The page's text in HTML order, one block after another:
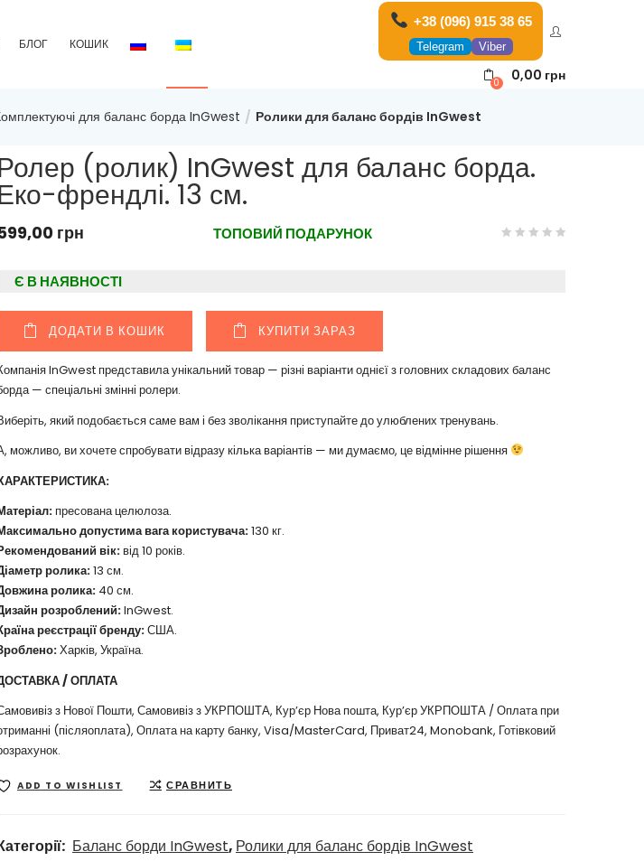
БЛОГ КОШИК
+38 (096) 915 38 65
Telegram Viber
0 0,00 грн
для баланс борда InGwest Ролики для баланс бордів InGwest
(ролик) InGwest для баланс борда.
френдлі. 13 см.
грн ТОПОВИЙ ПОДАРУНОК
Є В НАЯВНОСТІ
ДОДАТИ В КОШИК КУПИТИ ЗАРАЗ
InGwest представила унікальний товар — різні варіанти однієї з головних складових баланс
— спеціальні змінні ролери.
який подобається саме вам і без зволікання приступайте до улюблених тренувань.
можливо, ви хочете спробувати відразу кілька варіантів — ми думаємо, це відмінне рішення
пресована целюлоза.
допустима вага користувача:130 кг.
вік: від 10 років.
ролика:13 см.
ролика: 40 см.
розроблений:InGwest.
реєстрації бренду:США.
Харків, Україна.
/ ОПЛАТА
з Нової Пошти, Самовивіз з УКРПОШТА, Кур’єр Нова пошта, Кур’єр УКРПОШТА / Оплата при
(післяоплата), Оплата на карту банку, Visa/MasterCard, Приват24, Monobank, Готівковий
ADD TO WISHLIST СРАВНИТЬ
Баланс борди InGwest, Ролики для баланс бордів InGwest